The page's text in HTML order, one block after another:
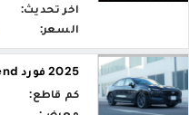
اخر تحديث:
السعر:
2025 فورد Taurus Trend
كم قاطع: